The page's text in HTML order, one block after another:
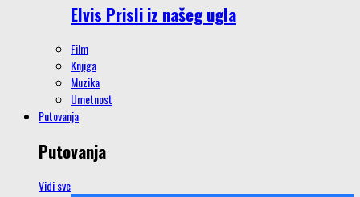
Elvis Prisli iz našeg ugla
Film
Knjiga
Muzika
Umetnost
Putovanja
Putovanja
Vidi sve